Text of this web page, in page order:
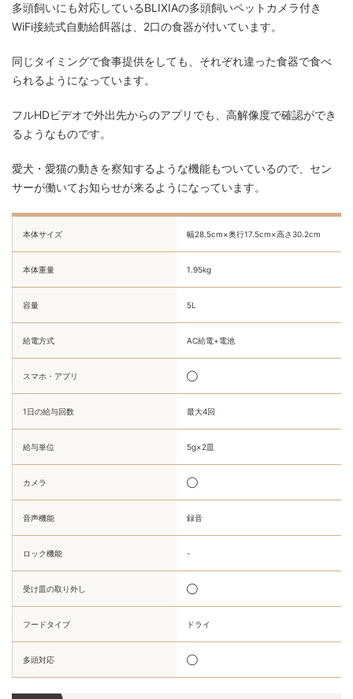
多頭飼いにも対応しているBLIXIAの多頭飼いペットカメラ付き
WiFi接続式自動給餌器は、2口の食器が付いています。
同じタイミングで食事提供をしても、それぞれ違った食器で食べ
られるようになっています。
フルHDビデオで外出先からのアプリでも、高解像度で確認ができ
るようなものです。
愛犬・愛猫の動きを察知するような機能もついているので、セン
サーが働いてお知らせが来るようになっています。
本体サイズ 幅28.5cm×奥行17.5cm×高さ30.2cm
本体重量 1.95kg
容量 5L
給電方式 AC給電+電池
スマホ・アプリ ◯
1日の給与回数 最大4回
給与単位 5g×2皿
カメラ ◯
音声機能 録音
ロック機能 -
受け皿の取り外し ◯
フードタイプ ドライ
多頭対応 ◯